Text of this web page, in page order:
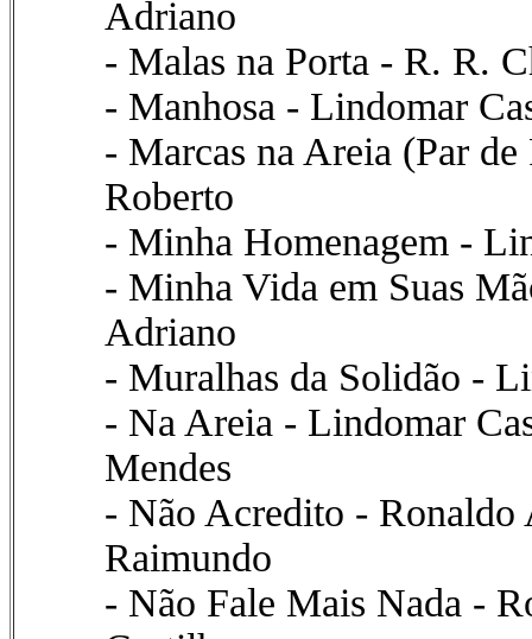
Adriano
- Malas na Porta - R. R.
- Manhosa - Lindomar
- Marcas na Areia (Par
Roberto
- Minha Homenagem -
- Minha Vida em Suas
Adriano
- Muralhas da Solidão -
- Na Areia - Lindomar
Mendes
- Não Acredito -
Raimundo
- Não Fale Mais Nada -